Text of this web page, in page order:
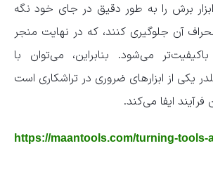
برش را به طور دقیق در جای خود نگه
آن جلوگیری کنند، که در نهایت منجر
می‌شود. بنابراین، می‌توان با
یکی از ابزارهای ضروری در تراشکاری است
ایفا می‌کند.
https://maantools.com/turning-tools-